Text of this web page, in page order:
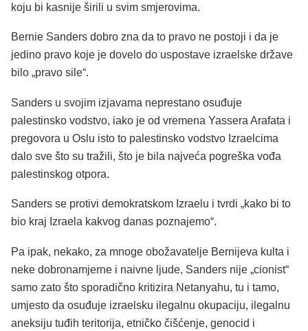
koju bi kasnije širili u svim smjerovima.
Bernie Sanders dobro zna da to pravo ne postoji i da je
jedino pravo koje je dovelo do uspostave izraelske države
bilo „pravo sile“.
Sanders u svojim izjavama neprestano osuđuje
palestinsko vodstvo, iako je od vremena Yassera Arafata i
pregovora u Oslu isto to palestinsko vodstvo Izraelcima
dalo sve što su tražili, što je bila najveća pogreška vođa
palestinskog otpora.
Sanders se protivi demokratskom Izraelu i tvrdi „kako bi to
bio kraj Izraela kakvog danas poznajemo“.
Pa ipak, nekako, za mnoge obožavatelje Bernijeva kulta i
neke dobronamjerne i naivne ljude, Sanders nije „cionist“
samo zato što sporadično kritizira Netanyahu, tu i tamo,
umjesto da osuđuje izraelsku ilegalnu okupaciju, ilegalnu
aneksiju tuđih teritorija, etničko čišćenje, genocid i